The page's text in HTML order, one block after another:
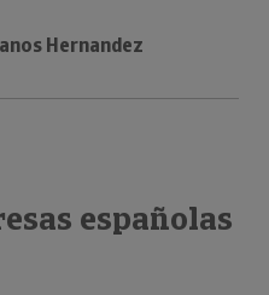
Hernandez
españolas